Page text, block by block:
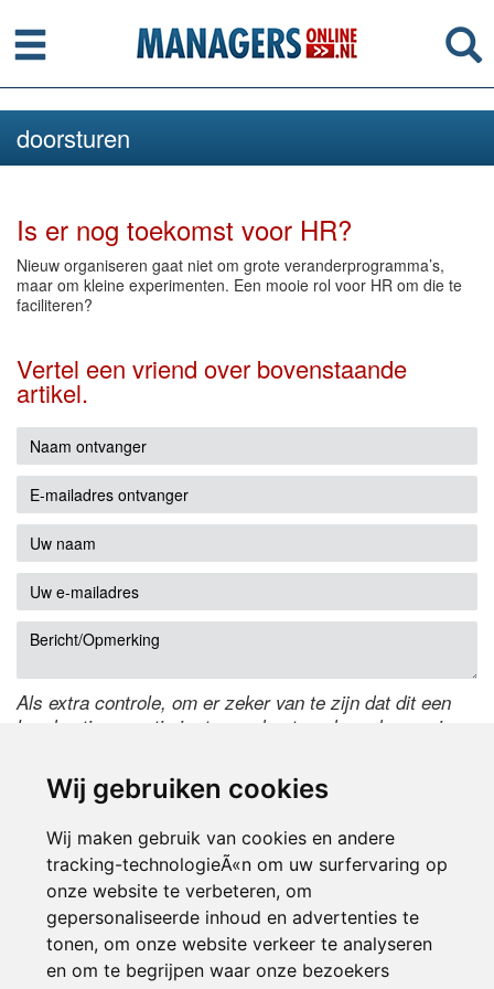
Wij gebruiken cookies
Wij maken gebruik van cookies en andere
tracking-technologieÃ«n om uw surfervaring op
onze website te verbeteren, om
gepersonaliseerde inhoud en advertenties te
tonen, om onze website verkeer te analyseren
en om te begrijpen waar onze bezoekers
Menu
doorsturen
Is er nog toekomst voor HR?
Nieuw organiseren gaat niet om grote veranderprogramma’s,
maar om kleine experimenten. Een mooie rol voor HR om die te
faciliteren?
Vertel een vriend over bovenstaande
artikel.
Als extra controle, om er zeker van te zijn dat dit een
handmatige reactie is, typ onderstaande code over in
de code te wijzigen.